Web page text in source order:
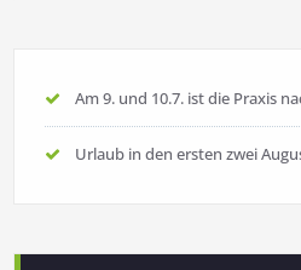
Am 9. und 10.7. ist die Praxis
Urlaub in den ersten zwei